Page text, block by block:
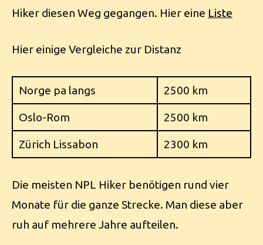
Hiker diesen Weg gegangen. Hier eine Liste
Hier einige Vergleiche zur Distanz
Norge pa langs 2500 km
Oslo-Rom 2500 km
Zürich Lissabon 2300 km
Die meisten NPL Hiker benötigen rund vier
Monate für die ganze Strecke. Man diese aber
ruh auf mehrere Jahre aufteilen.